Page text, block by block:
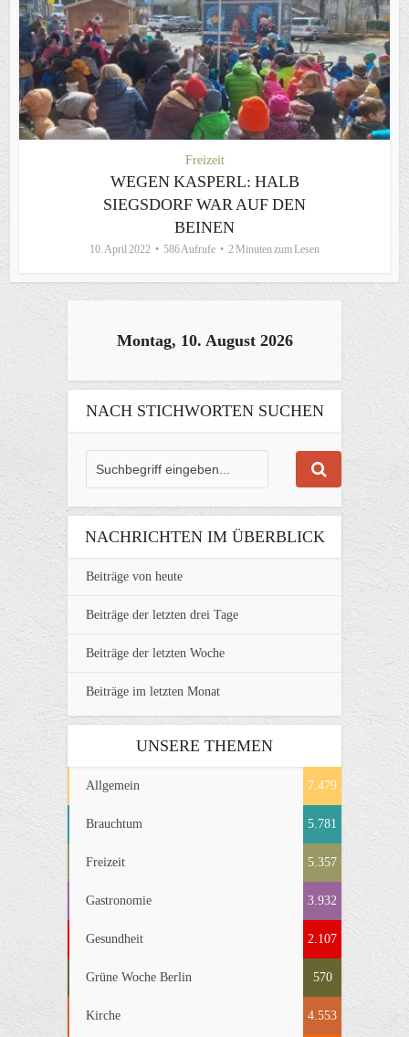
Freizeit
WEGEN KASPERL: HALB
SIEGSDORF WAR AUF DEN
BEINEN
10. April 2022 586 Aufrufe 2 Minuten zum Lesen
Montag, 10. August 2026
NACH STICHWORTEN SUCHEN
NACHRICHTEN IM ÜBERBLICK
Beiträge von heute
Beiträge der letzten drei Tage
Beiträge der letzten Woche
Beiträge im letzten Monat
UNSERE THEMEN
Allgemein 7.479
Brauchtum 5.781
Freizeit 5.357
Gastronomie 3.932
Gesundheit 2.107
Grüne Woche Berlin 570
Kirche 4.553